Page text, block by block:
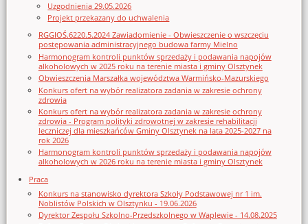
Uzgodnienia 29.05.2026
Projekt przekazany do uchwalenia
RGGIOŚ.6220.5.2024 Zawiadomienie - Obwieszczenie o wszczęciu
postępowania administracyjnego budowa farmy Mielno
Harmonogram kontroli punktów sprzedaży i podawania napojów
alkoholowych w 2025 roku na terenie miasta i gminy Olsztynek
Obwieszczenia Marszałka województwa Warmińsko-Mazurskiego
Konkurs ofert na wybór realizatora zadania w zakresie ochrony
zdrowia
Konkurs ofert na wybór realizatora zadania w zakresie ochrony
zdrowia - Program polityki zdrowotnej w zakresie rehabilitacji
leczniczej dla mieszkańców Gminy Olsztynek na lata 2025-2027 na
rok 2026
Harmonogram kontroli punktów sprzedaży i podawania napojów
alkoholowych w 2026 roku na terenie miasta i gminy Olsztynek
Praca
Konkurs na stanowisko dyrektora Szkoły Podstawowej nr 1 im.
Noblistów Polskich w Olsztynku - 19.06.2026
Dyrektor Zespołu Szkolno-Przedszkolnego w Waplewie - 14.08.2025